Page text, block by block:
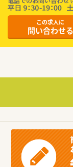
この求人に
問い合わせる